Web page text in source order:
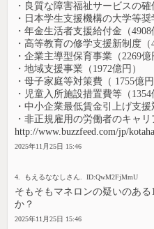
・良質な障害福祉サービスの確
・日本学生支援機構の大学等
・年金生活者支援給付金（4908
・高等教育の修学支援新制度（
・企業主導型保育事業（2269億
・地域支援事業（1972億円）
・母子家庭等対策費（ 1755億円
・児童入所施設措置費等（1354
・中小企業最低賃金引上げ支援
・非正規雇用の労働者のキャリ
http://www.buzzfeed.com/jp/
2025年11月25日 15:46
4. もえるななしさん. ID:QwM2FjMmU
そもそもマネロンの疑いのあ
か？
2025年11月25日 15:46